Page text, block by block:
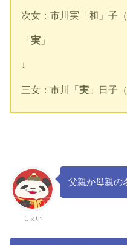
次女：市川実「和」子
「実 」
↓
三女：市川「実 」日子
しぇい
父親か母親の